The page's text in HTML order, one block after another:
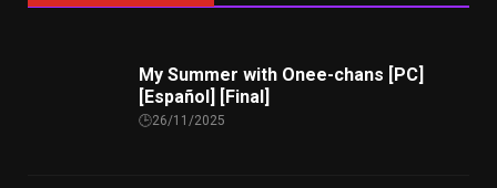
My Summer with Onee-chans [PC]
[Español] [Final]
26/11/2025